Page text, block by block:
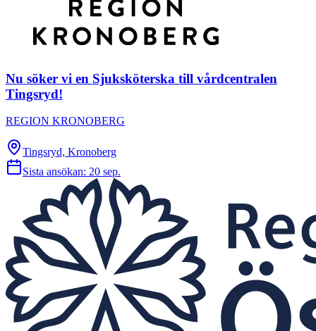
Nu söker vi en Sjuksköterska till vårdcentralen
Tingsryd!
REGION KRONOBERG
Tingsryd, Kronoberg
Sista ansökan: 20 sep.